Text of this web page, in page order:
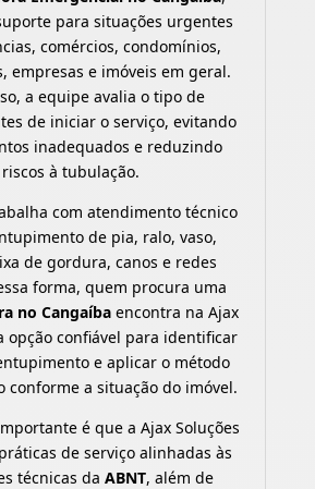
para situações urgentes
comércios, condomínios,
empresas e imóveis em geral.
a equipe avalia o tipo de
de iniciar o serviço, evitando
inadequados e reduzindo
riscos à tubulação.
com atendimento técnico
de pia, ralo, vaso,
de gordura, canos e redes
forma, quem procura uma
no Cangaíbaencontra na Ajax
opção confiável para identificar
e aplicar o método
conforme a situação do imóvel.
é que a Ajax Soluções
de serviço alinhadas às
técnicas da ABNT, além de